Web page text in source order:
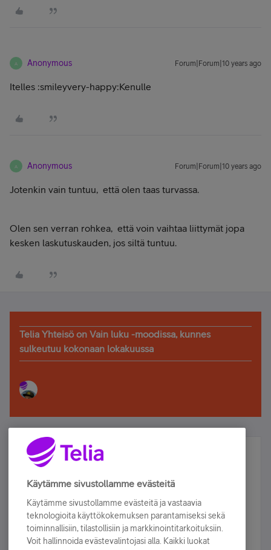
A Anonymous Forum|Forum|10 years ago
Itelles :smileyvery-happy:Kenulle
A Anonymous Forum|Forum|10 years ago
Jotenkin vain tuntuu, että olen taas turvassa.
Olen sen verran rohkea, että voin vaihtaa liittymät jopa
kesken laskutuskauden, jos siltä tuntuu.
Telia Yhteisö on Vain luku -moodissa, kunnes
sulkeutuu kokonaan lokakuussa
Älä jää paitsi – osallistu ja voita!
Tilaa Telian uutiskirje ja olet mukana arvonnassa.
sähköpostiisi.
Tilaa nyt
Käytämme sivustollamme evästeitä
Käytämme sivustollamme evästeitä ja vastaavia
teknologioita käyttökokemuksen parantamiseksi sekä
toiminnallisiin, tilastollisiin ja markkinointitarkoituksiin.
Voit hallinnoida evästevalintojasi alla. Kaikki luokat